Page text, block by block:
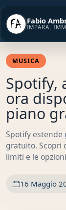
Vai
contenuto
Fabio
IMPARA,
MUSICA
Spotify,
ora
piano
Spotify
gratuito. Scopri
limiti e le
16 Maggio